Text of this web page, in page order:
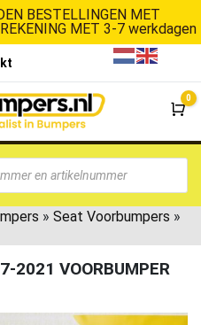
BESTELLINGEN MET
MET 3-7 werkdagen
0
» Seat Voorbumpers »
2021 VOORBUMPER